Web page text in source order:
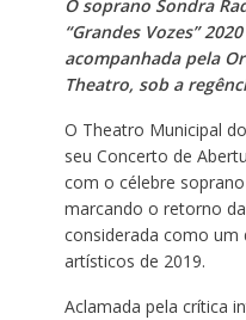
O soprano Sondra
“Grandes Vozes”
acompanhada pela
Theatro, sob a
O Theatro Municipal
seu Concerto de
com o célebre
marcando o retorno da
considerada como um
artísticos de 2019.
Aclamada pela crítica